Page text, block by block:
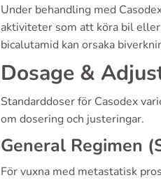
Under behandling med
aktiviteter som att köra bil
bicalutamid kan orsaka
Dosage &
Standarddoser för Casodex
om dosering och justeringar.
General Regimen
För vuxna med metastatisk